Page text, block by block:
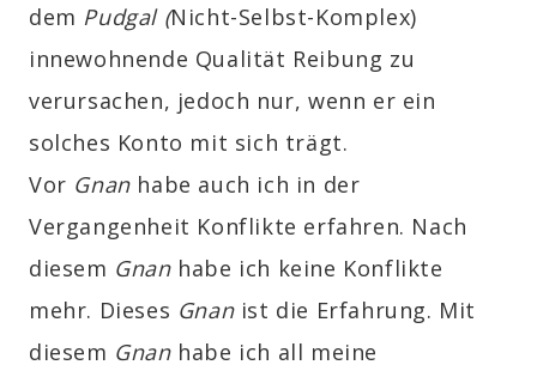
dem Pudgal (Nicht-Selbst-Komplex)
innewohnende Qualität Reibung zu
verursachen, jedoch nur, wenn er ein
solches Konto mit sich trägt.
Vor Gnanhabe auch ich in der
Vergangenheit Konflikte erfahren. Nach
diesem Gnanhabe ich keine Konflikte
mehr. Dieses Gnanist die Erfahrung. Mit
diesem Gnanhabe ich all meine